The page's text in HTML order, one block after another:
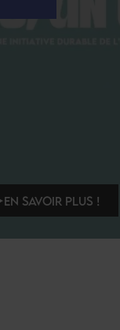
EN SAVOIR PLUS !